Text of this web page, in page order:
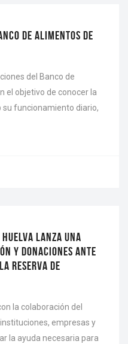
DE ALIMENTOS DE
del Banco de
el objetivo de conocer la
su funcionamiento diario,
LANZA UNA
Y DONACIONES ANTE
RESERVA DE
la colaboración del
empresas y
la ayuda necesaria para